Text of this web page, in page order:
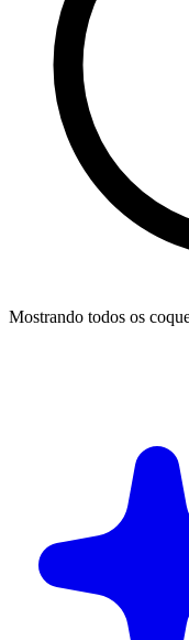
Mostrando todos os